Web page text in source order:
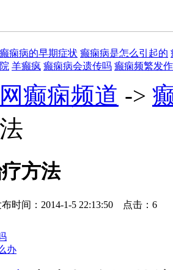
癫痫病的早期症状 癫痫病是怎么引起的
羊癫疯 癫痫病会遗传吗 癫痫频繁发
癫痫频道 ->
方法
时间：2014-1-5 22:13:50 点击：6
办